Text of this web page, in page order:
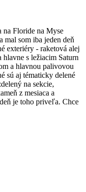
na Floride na Myse
mal som iba jeden deň
exteriéry - raketová alej
s ležiacim Saturn
a hlavnou palivovou
sú aj tématicky delené
na sekcie,
z mesiaca a
je toho priveľa. Chce